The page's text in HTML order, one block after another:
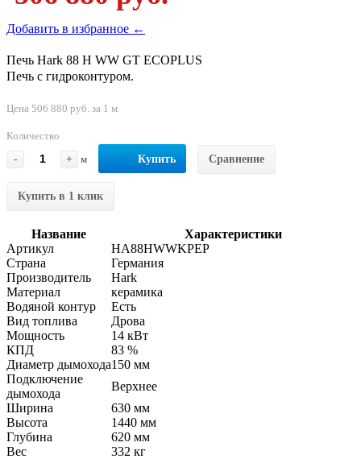
Добавить в избранное ←
Печь Hark 88 H WW GT ECOPLUS
Печь с гидроконтуром.
Цена 506 880 руб. за 1 м
Количество
-
+ м Купить Сравнение
Купить в 1 клик
Название
Характеристики
Артикул
HA88HWWKPEP
Страна
Германия
Производитель
Hark
Материал
керамика
Водяной контур
Есть
Вид топлива
Дрова
Мощность
14 кВт
КПД
83 %
Диаметр дымохода150 мм
Подключение
дымохода
Верхнее
Ширина
630 мм
Высота
1440 мм
Глубина
620 мм
Вес
332 кг